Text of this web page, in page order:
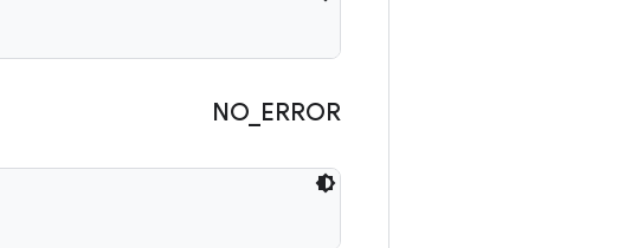
NO ERROR